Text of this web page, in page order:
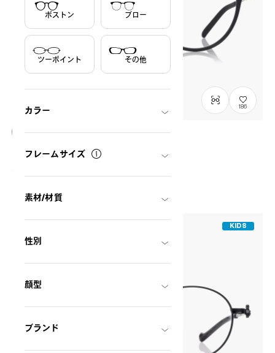
ボストン ブロー
ツーポイント その他
カラー
フレームサイズ
素材/材質
性別
顔型
ブランド
186
OWNDAYS | AIR
¥13,800 税込
KIDS